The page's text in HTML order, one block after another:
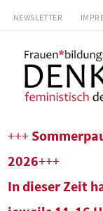
Zum
springen
NEWSLETTER
+++
2026+++
In dieser Zeit